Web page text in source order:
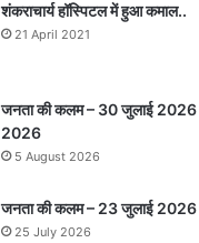
शंकराचार्य हॉस्पिटल में हुआ कमाल..
21 April 2021
जनता की कलम – 30 जुलाई
2026
5 August 2026
जनता की कलम – 23 जुलाई
25 July 2026